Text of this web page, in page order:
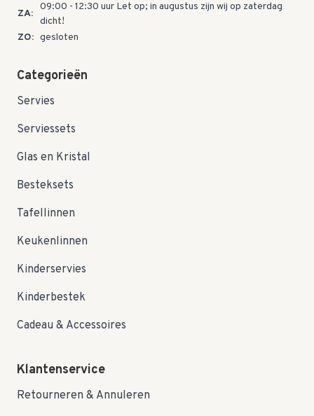
ZA:
09:00 - 12:30 uur Let op; in augustus zijn wij op zaterdag
dicht!
ZO: gesloten
Categorieën
Servies
Serviessets
Glas en Kristal
Besteksets
Tafellinnen
Keukenlinnen
Kinderservies
Kinderbestek
Cadeau & Accessoires
Klantenservice
Retourneren & Annuleren